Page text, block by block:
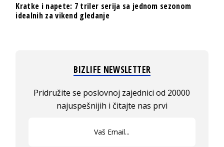
Kratke i napete: 7 triler serija sa jednom sezonom
idealnih za vikend gledanje
BIZLIFE NEWSLETTER
Pridružite se poslovnoj zajednici od 20000
najuspešnijih i čitajte nas prvi